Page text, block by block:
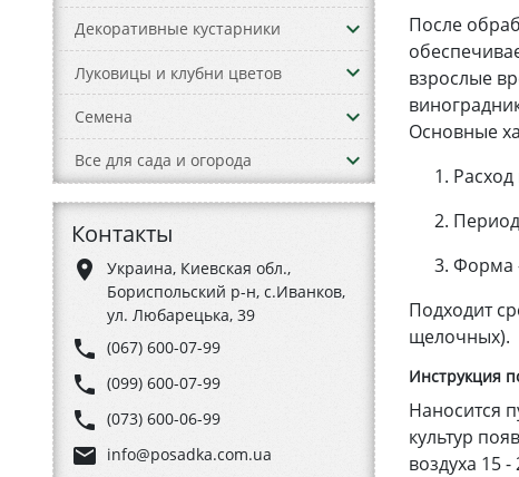
Декоративные кустарники keyboard_arrow_down
Луковицы и клубни цветов keyboard_arrow_down
Семена keyboard_arrow_down
Все для сада и огорода keyboard_arrow_down
Контакты
place
Украина, Киевская обл.,
Бориспольский р-н, с.Иванков,
ул. Любарецька, 39
phone (067) 600-07-99
phone (099) 600-07-99
phone (073) 600-06-99
email info@posadka.com.ua
После
взрослые
Основные
Форма
Подходит
щелочных).
Инструкция
Наносится
культур
воздуха 15